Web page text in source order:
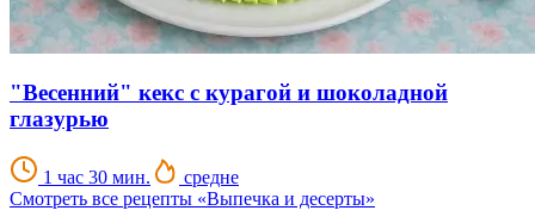
"Весенний" кекс с курагой и шоколадной
глазурью
1 час 30 мин.
средне
Смотреть все рецепты «Выпечка и десерты»